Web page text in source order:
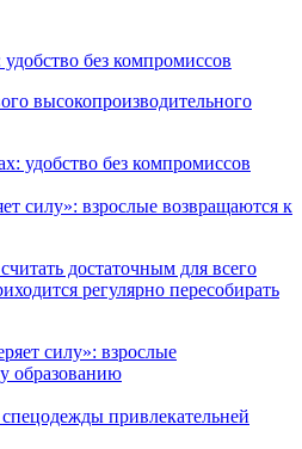
без компромиссов
высокопроизводительного
силу»: взрослые возвращаются к
достаточным для всего
регулярно пересобирать
привлекательней